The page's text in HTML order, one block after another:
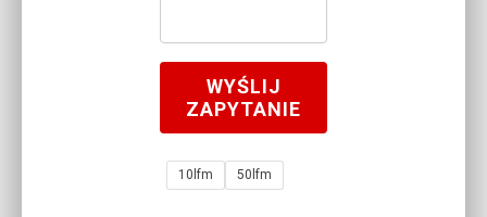
WYŚLIJ
ZAPYTANIE
10lfm 50lfm